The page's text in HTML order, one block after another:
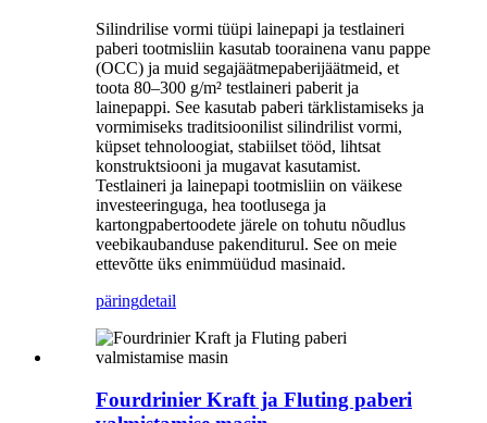
Silindrilise vormi tüüpi lainepapi ja testlaineri
paberi tootmisliin kasutab toorainena vanu pappe
(OCC) ja muid segajäätmepaberijäätmeid, et
toota 80–300 g/m² testlaineri paberit ja
lainepappi. See kasutab paberi tärklistamiseks ja
vormimiseks traditsioonilist silindrilist vormi,
küpset tehnoloogiat, stabiilset tööd, lihtsat
konstruktsiooni ja mugavat kasutamist.
Testlaineri ja lainepapi tootmisliin on väikese
investeeringuga, hea tootlusega ja
kartongpabertoodete järele on tohutu nõudlus
veebikaubanduse pakenditurul. See on meie
ettevõtte üks enimmüüdud masinaid.
päringdetail
Fourdrinier Kraft ja Fluting paberi